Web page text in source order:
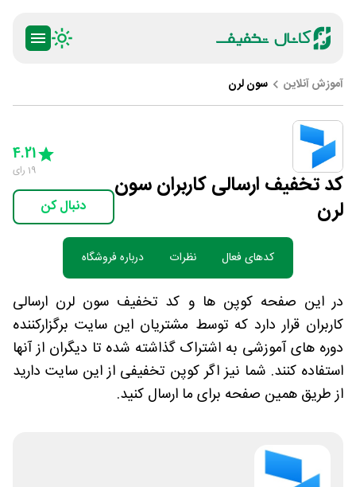
آموزش آنلاین سون لرن
کد تخفیف ارسالی کاربران سون
لرن
4 Stars
5 Stars
4.21
19 رای
دنبال کن
کدهای فعال نظرات درباره فروشگاه
در این صفحه کوپن ها و کد تخفیف سون لرن ارسالی
کاربران قرار دارد که توسط مشتریان این سایت برگزارکننده
دوره های آموزشی به اشتراک گذاشته شده تا دیگران از آنها
استفاده کنند. شما نیز اگر کوپن تخفیفی از این سایت دارید
از طریق همین صفحه برای ما ارسال کنید.